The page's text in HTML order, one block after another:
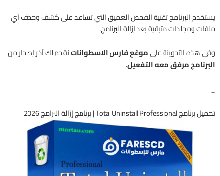
يستخدم البرنامج تقنية الفحص العميق التي تساعد على كشف وحذف أي
ملفات ومجلدات متبقية بعد إزالة البرنامج.
وفى هذه التدوينة علىموقع فارس الاسطواناتنقدم لك آخر إصدار من
البرنامج مرفق معه التفعيل.
_
تحميل برنامج Total Uninstall Professional | برنامج إزالة البرامج 2026